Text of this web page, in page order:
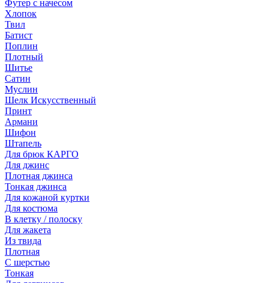
Футер с начесом
Хлопок
Твил
Батист
Поплин
Плотный
Шитье
Сатин
Муслин
Шелк Искусственный
Принт
Армани
Шифон
Штапель
Для брюк КАРГО
Для джинс
Плотная джинса
Тонкая джинса
Для кожаной куртки
Для костюма
В клетку / полоску
Для жакета
Из твида
Плотная
С шерстью
Тонкая